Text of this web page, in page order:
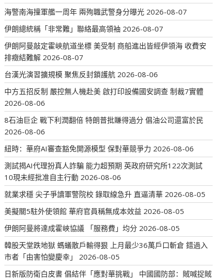
海警南海撞軍艦一周年 兩殉職武警身分曝光 2026-08-07
伊朗總統稱「非常難」聯絡最高領袖 2026-08-07
伊朗阿曼敲定霍峽航道坐標 美受制 商船進出皆經伊領海 收費安
排癥結難解 2026-08-07
台漢光演習擴規模 聚焦反封鎖護航 2026-08-06
中方五招反制 嚴控無人機赴美 啟打印設備國安調查 制裁7實體
2026-08-06
8石油巨企 戰下利潤翻倍 特朗普批賺得過分 倡油公司還富於民
2026-08-06
紐時：華府AI審查豁免開源模型 保對華競爭力 2026-08-06
測試揭AI代理扮真人詐騙 能力超預期 英政府研究所122次測試
10現未經批准自主行動 2026-08-06
就業求穩 尖子爭讀軍警院校 錄取線急升 直逼清華 2026-08-05
美擬關5駐外使領館 華府官員稱無成本效益 2026-08-05
伊朗阿曼將達成霍峽協議 「服務費」均分 2026-08-05
韓股天堂跌地獄 螞蟻散戶輸得狠 上月最少36萬戶口斬倉 錯過入
市者「由害怕變慶幸」
2026-08-05
日新版防衛白皮書 倡結伴「應對華挑戰」 中國國防部：賊喊捉賊